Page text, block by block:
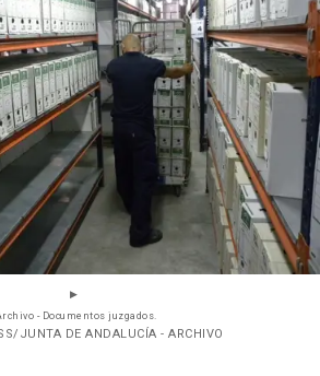
- Documentos juzgados.
JUNTA DE ANDALUCÍA - ARCHIVO